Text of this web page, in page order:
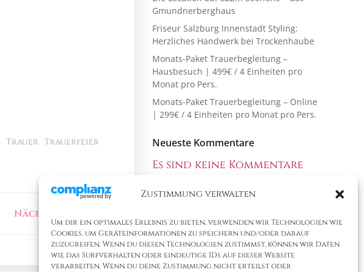
Zustimmung verwalten
Um dir ein optimales Erlebnis zu bieten, verwenden wir Technologien wie
Cookies, um Geräteinformationen zu speichern und/oder darauf
zuzugreifen. Wenn du diesen Technologien zustimmst, können wir Daten
wie das Surfverhalten oder eindeutige IDs auf dieser Website
verarbeiten. Wenn du deine Zustimmung nicht erteilst oder
Trauer Trauerfeier
Nächster Beitrag →
Gmundnerberghaus
Friseur Salzburg Innenstadt Styling:
Herzliches Handwerk bei Trockenhaube
Monats-Paket Trauerbegleitung –
Hausbesuch | 499€ / 4 Einheiten pro
Monat pro Pers.
Monats-Paket Trauerbegleitung – Online
| 299€ / 4 Einheiten pro Monat pro Pers.
Neueste Kommentare
Es sind keine Kommentare